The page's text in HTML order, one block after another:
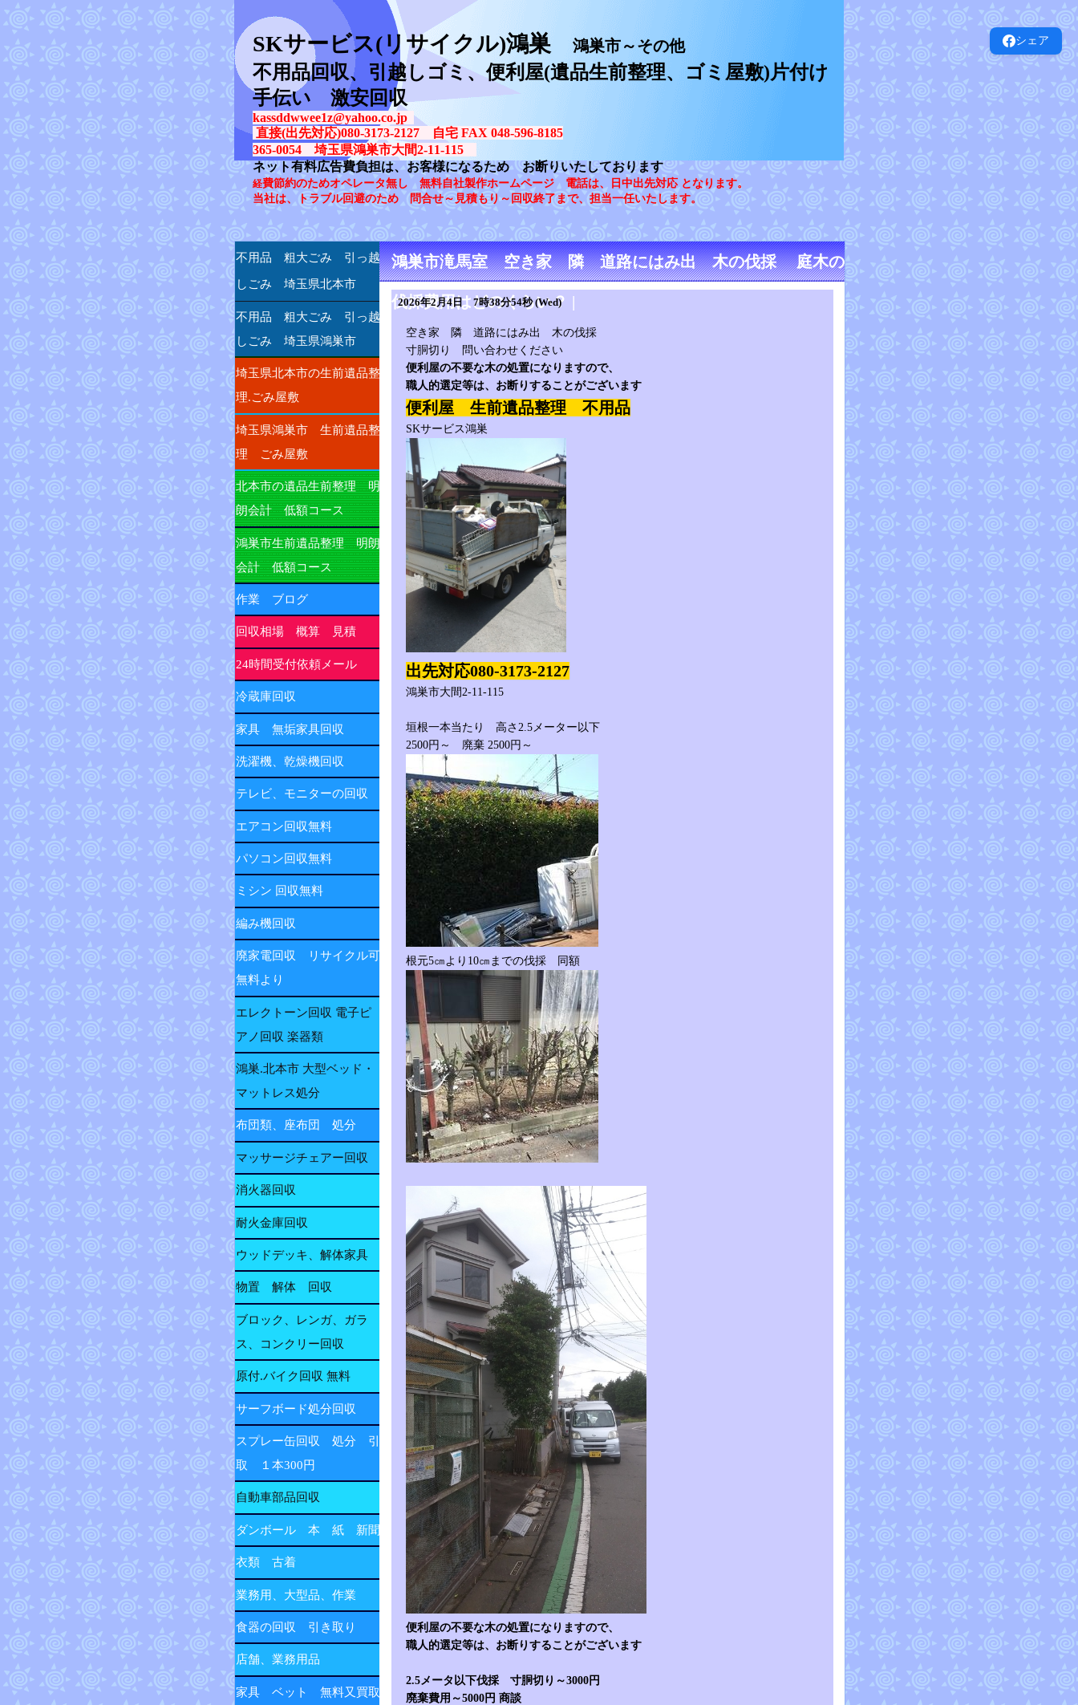
シェア
SKサービス(リサイクル)鴻巣 鴻巣市～その他
不用品回収、引越しゴミ、便利屋(遺品生前整理、ゴミ屋敷)片付け
手伝い 激安回収
kassddwwee1z@yahoo.co.jp
直接(出先対応)080-3173-2127 自宅 FAX 048-596-8185
365-0054 埼玉県鴻巣市大間2-11-115
ネット有料広告費負担は、お客様になるため お断りいたしております
経費節約のためオペレータ無し 無料自社製作ホームページ 電話は、日中出先対応 となります。
当社は、トラブル回避のため 問合せ～見積もり～回収終了まで、担当一任いたします。
鴻巣市滝馬室 空き家 隣 道路にはみ出 木の伐採 庭木の
伐採費用はどのくらい？ |
2026年2月4日 7時38分54秒 (Wed)
空き家 隣 道路にはみ出 木の伐採
寸胴切り 問い合わせください
便利屋の不要な木の処置になりますので、
職人的選定等は、お断りすることがございます
便利屋 生前遺品整理 不用品
SKサービス鴻巣
出先対応080-3173-2127
鴻巣市大間2-11-115
垣根一本当たり 高さ2.5メーター以下
2500円～ 廃棄 2500円～
根元5㎝より10㎝までの伐採 同額
便利屋の不要な木の処置になりますので、
職人的選定等は、お断りすることがございます
2.5メータ以下伐採 寸胴切り～3000円
廃棄費用～5000円 商談
不用品 粗大ごみ 引っ越
しごみ 埼玉県北本市
不用品 粗大ごみ 引っ越
しごみ 埼玉県鴻巣市
埼玉県北本市の生前遺品整
理.ごみ屋敷
埼玉県鴻巣市 生前遺品整
理 ごみ屋敷
北本市の遺品生前整理 明
朗会計 低額コース
鴻巣市生前遺品整理 明朗
会計 低額コース
作業 ブログ
回収相場 概算 見積
24時間受付依頼メール
冷蔵庫回収
家具 無垢家具回収
洗濯機、乾燥機回収
テレビ、モニターの回収
エアコン回収無料
パソコン回収無料
ミシン 回収無料
編み機回収
廃家電回収 リサイクル可
無料より
エレクトーン回収 電子ピ
アノ回収 楽器類
鴻巣.北本市 大型ベッド・
マットレス処分
布団類、座布団 処分
マッサージチェアー回収
消火器回収
耐火金庫回収
ウッドデッキ、解体家具
物置 解体 回収
ブロック、レンガ、ガラ
ス、コンクリー回収
原付.バイク回収 無料
サーフボード処分回収
スプレー缶回収 処分 引
取 １本300円
自動車部品回収
ダンボール 本 紙 新聞
衣類 古着
業務用、大型品、作業
食器の回収 引き取り
店舗、業務用品
家具 ベット 無料又買取